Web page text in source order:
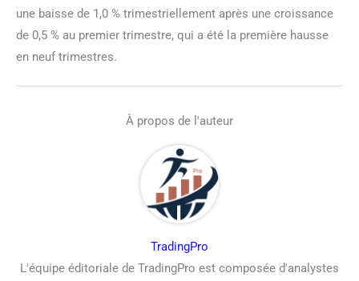
une baisse de 1,0 % trimestriellement après une croissance
de 0,5 % au premier trimestre, qui a été la première hausse
en neuf trimestres.
À propos de l'auteur
TradingPro
L'équipe éditoriale de TradingPro est composée d'analystes